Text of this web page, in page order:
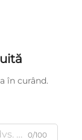
în curând.
0/100